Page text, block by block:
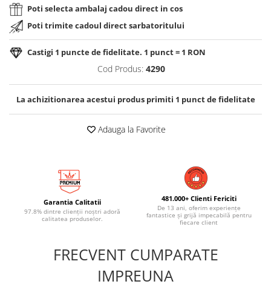
Poti selecta ambalaj cadou direct in cos
Poti trimite cadoul direct sarbatoritului
Castigi 1 puncte de fidelitate. 1 punct = 1 RON
Cod Produs: 4290
La achizitionarea acestui produs primiti 1 punct de fidelitate
Adauga la Favorite
Garantia Calitatii
97.8% dintre clienții noștri adoră
calitatea produselor.
481.000+ Clienti Fericiti
De 13 ani, oferim experiențe
fantastice și grijă impecabilă pentru
fiecare client
FRECVENT CUMPARATE
IMPREUNA